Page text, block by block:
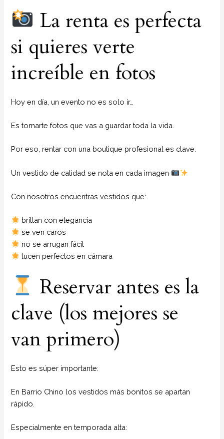
La renta es perfecta
si quieres verte
increíble en fotos
Hoy en día, un evento no es solo ir…
Es tomarte fotos que vas a guardar toda la vida.
Por eso, rentar con una boutique profesional es clave.
Un vestido de calidad se nota en cada imagen
Con nosotros encuentras vestidos que:
brillan con elegancia
se ven caros
no se arrugan fácil
lucen perfectos en cámara
Reservar antes es la
clave (los mejores se
van primero)
Esto es súper importante:
En Barrio Chino los vestidos más bonitos se apartan
rápido.
Especialmente en temporada alta: